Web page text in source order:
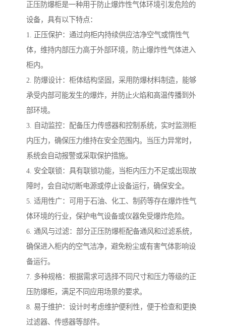
正压防爆柜是一种用于防止爆炸性气体环境引发危险的
设备，具有以下特点：
1. 正压保护：通过向柜内持续供应洁净空气或惰性气
体，维持内部压力高于外部环境，防止爆炸性气体进入
柜内。
2. 防爆设计：柜体结构坚固，采用防爆材料制造，能够
承受内部可能发生的爆炸，并防止火焰和高温传播到外
部环境。
3. 自动监控：配备压力传感器和控制系统，实时监测柜
内压力，确保压力维持在安全范围内。当压力异常时，
系统会自动报警或采取保护措施。
4. 安全联锁：具有联锁功能，当柜内压力不足或出现故
障时，会自动切断电源或停止设备运行，确保安全。
5. 适用性广：可用于石油、化工、制药等存在爆炸性气
体环境的行业，保护电气设备或仪器免受爆炸危险。
6. 通风与过滤：部分正压防爆柜配备通风和过滤系统，
确保进入柜内的空气洁净，避免粉尘或有害气体影响设
备运行。
7. 多种规格：根据需求可选择不同尺寸和压力等级的正
压防爆柜，满足不同应用场景的要求。
8. 易于维护：设计时考虑维护便利性，便于检查和更换
过滤器、传感器等部件。